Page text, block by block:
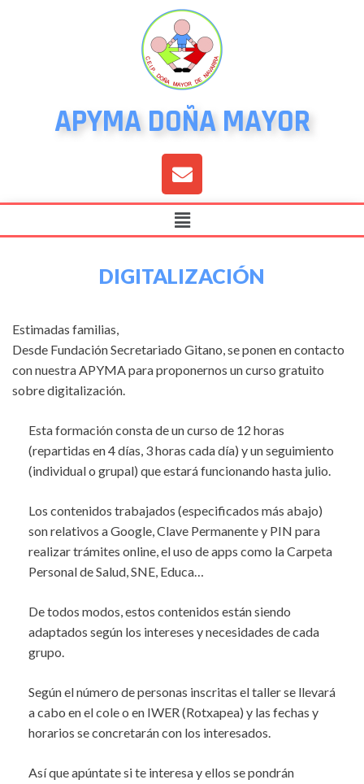
APYMA DOÑA MAYOR
DIGITALIZACIÓN
Estimadas familias,
Desde Fundación Secretariado Gitano, se ponen en contacto
con nuestra APYMA para proponernos un curso gratuito
sobre digitalización.
Esta formación consta de un curso de 12 horas
(repartidas en 4 días, 3 horas cada día) y un seguimiento
(individual o grupal) que estará funcionando hasta julio.
Los contenidos trabajados (especificados más abajo)
son relativos a Google, Clave Permanente y PIN para
realizar trámites online, el uso de apps como la Carpeta
Personal de Salud, SNE, Educa…
De todos modos, estos contenidos están siendo
adaptados según los intereses y necesidades de cada
grupo.
Según el número de personas inscritas el taller se llevará
a cabo en el cole o en IWER (Rotxapea) y las fechas y
horarios se concretarán con los interesados.
Así que apúntate si te interesa y ellos se pondrán